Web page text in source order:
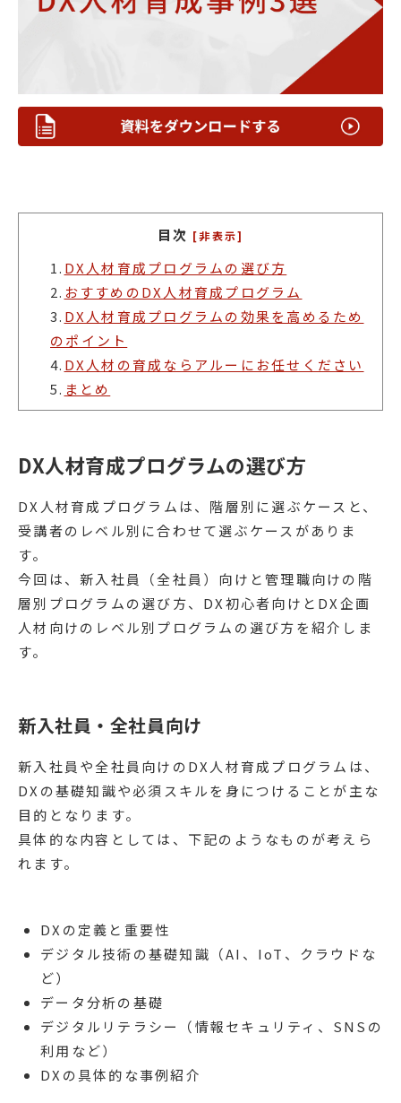
目次 [非表示]
1. DX人材育成プログラムの選び方
2. おすすめのDX人材育成プログラム
3. DX人材育成プログラムの効果を高めるため
のポイント
4. DX人材の育成ならアルーにお任せください
5. まとめ
DX人材育成プログラムの選び方
DX人材育成プログラムは、階層別に選ぶケースと、
受講者のレベル別に合わせて選ぶケースがありま
す。
今回は、新入社員（全社員）向けと管理職向けの階
層別プログラムの選び方、DX初心者向けとDX企画
人材向けのレベル別プログラムの選び方を紹介しま
す。
新入社員・全社員向け
新入社員や全社員向けのDX人材育成プログラムは、
DXの基礎知識や必須スキルを身につけることが主な
目的となります。
具体的な内容としては、下記のようなものが考えら
れます。
DXの定義と重要性
デジタル技術の基礎知識（AI、IoT、クラウドな
ど）
データ分析の基礎
デジタルリテラシー（情報セキュリティ、SNSの
利用など）
DXの具体的な事例紹介